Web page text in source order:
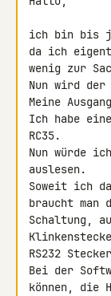
ich bin bis
da ich
wenig zur
Nun wird
Meine
Ich habe eine
RC35.
Nun würde
auslesen.
Soweit ich
braucht
Schaltung,
RS232
Bei der
können, die